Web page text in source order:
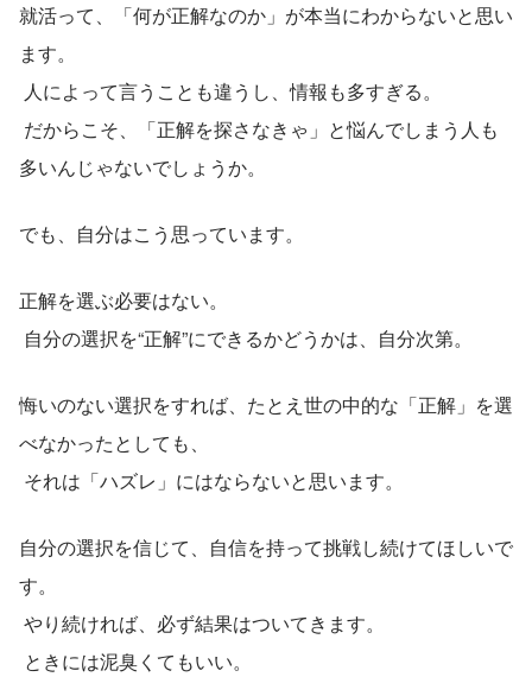
就活って、「何が正解なのか」が本当にわからないと思い
ます。
人によって言うことも違うし、情報も多すぎる。
多いんじゃないでしょうか。
でも、自分はこう思っています。
正解を選ぶ必要はない。
自分の選択を“正解”にできるかどうかは、自分次第。
悔いのない選択をすれば、たとえ世の中的な「正解」を選
べなかったとしても、
それは「ハズレ」にはならないと思います。
自分の選択を信じて、自信を持って挑戦し続けてほしいで
す。
やり続ければ、必ず結果はついてきます。
ときには泥臭くてもいい。